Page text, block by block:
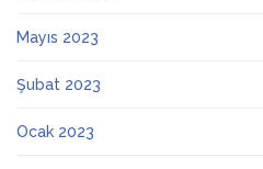
Mayıs 2023
Şubat 2023
Ocak 2023